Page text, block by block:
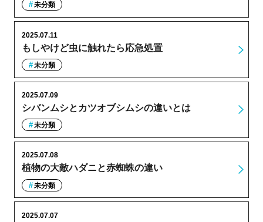
未分類
もしやけど虫に触れたら応急処置
2025.07.11
未分類
シバンムシとカツオブシムシの違いとは
2025.07.09
未分類
植物の大敵ハダニと赤蜘蛛の違い
2025.07.08
未分類
2025.07.07